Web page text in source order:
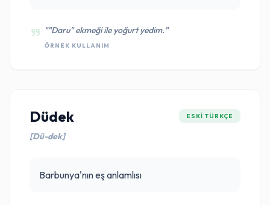
""Daru" ekmeği ile yoğurt yedim."
ÖRNEK KULLANIM
Düdek
[Dü-dek]
ESKI TÜRKÇE
Barbunya'nın eş anlamlısı